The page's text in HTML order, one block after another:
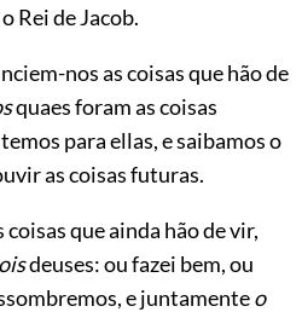
Rei de Jacob.
nos as coisas que hão de
quaes foram as coisas
para ellas, e saibamos o
as coisas futuras.
coisas que ainda hão de vir,
deuses: ou fazei bem, ou
e juntamenteo